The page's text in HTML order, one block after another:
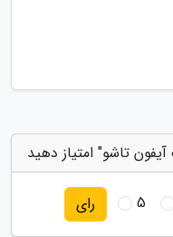
تاشو" امتیاز دهید
5 رای